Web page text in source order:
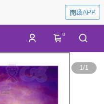
開啟APP
0
1/1